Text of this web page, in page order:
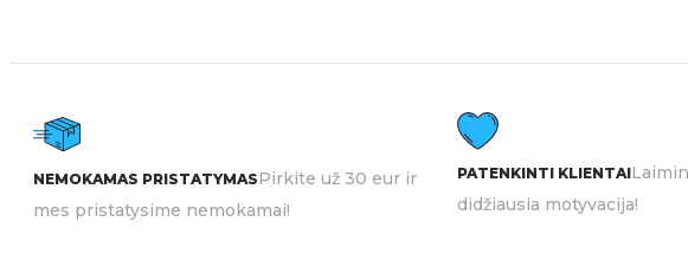
NEMOKAMAS PRISTATYMASPirkite už 30 eur ir
mes pristatysime nemokamai!
PATENKINTI KLIENTAI
didžiausia motyvacija!